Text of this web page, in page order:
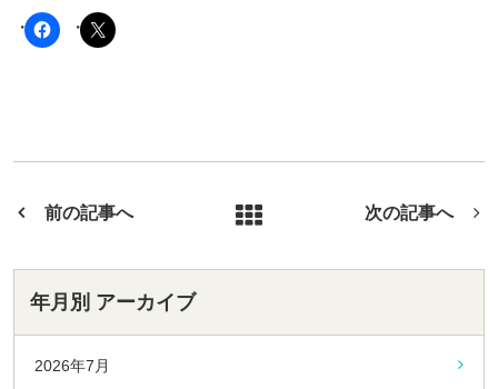
前の記事へ 次の記事へ
年月別 アーカイブ
2026年7月